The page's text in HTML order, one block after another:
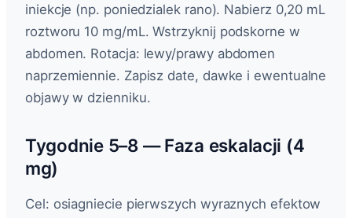
iniekcje (np. poniedzialek rano). Nabierz 0,20 mL
roztworu 10 mg/mL. Wstrzyknij podskorne w
abdomen. Rotacja: lewy/prawy abdomen
naprzemiennie. Zapisz date, dawke i ewentualne
objawy w dzienniku.
Tygodnie 5–8 — Faza eskalacji (4
mg)
Cel: osiagniecie pierwszych wyraznych efektow